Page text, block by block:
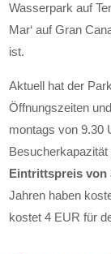
Wasserpark auf
Mar‘ auf Gran
ist.
Aktuell hat der
Öffnungszeiten
montags von 9.30
Eintrittspreis von
Jahren haben
kostet 4 EUR für